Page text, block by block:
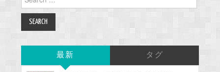
for:
最新 タグ